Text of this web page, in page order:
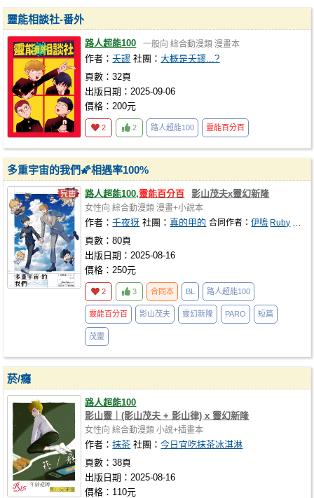
靈能相談社-番外
路人超能100 一般向 綜合動漫類 漫畫本
作者：夭謬 社團：大概是夭謬...?
頁數：32頁
出版日期：2025-09-06
價格：200元
2 2 路人超能100 靈能百分百
多重宇宙的我們🌠相遇率100%
路人超能100,靈能百分百 影山茂夫x靈幻新隆
女性向 綜合動漫類 漫畫+小說本
作者：千夜犽 社團：真的甲的 合同作者：伊嗚 Ruby 緋嵐
頁數：80頁
出版日期：2025-08-16
價格：250元
2 3 合同本 BL 路人超能100
靈能百分百 影山茂夫 靈幻新隆 PARO 短篇
茂靈
菸/癮
路人超能100
影山靈｜(影山茂夫 + 影山律) x 靈幻新隆
女性向 綜合動漫類 小說+插畫本
作者：抹茶 社團：今日宜吃抹茶冰淇淋
頁數：38頁
出版日期：2025-08-16
價格：110元